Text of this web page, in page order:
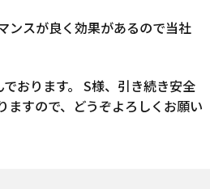
ンスが良く効果があるので当社
おります。 S様、引き続き安全
ますので、どうぞよろしくお願い